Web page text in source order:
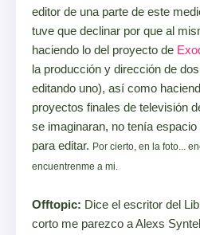
editor de una parte de este
tuve que declinar por que al
haciendo lo del proyecto de
la producción y dirección de
editando uno), así como
proyectos finales de televisión
se imaginaran, no tenía
para editar. Por cierto, en la foto...
encuentrenme a mi.
Offtopic: Dice el escritor del
corto me parezco a Alexs